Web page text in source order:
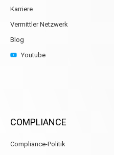
Karriere
Vermittler Netzwerk
Blog
Youtube
COMPLIANCE
Compliance-Politik